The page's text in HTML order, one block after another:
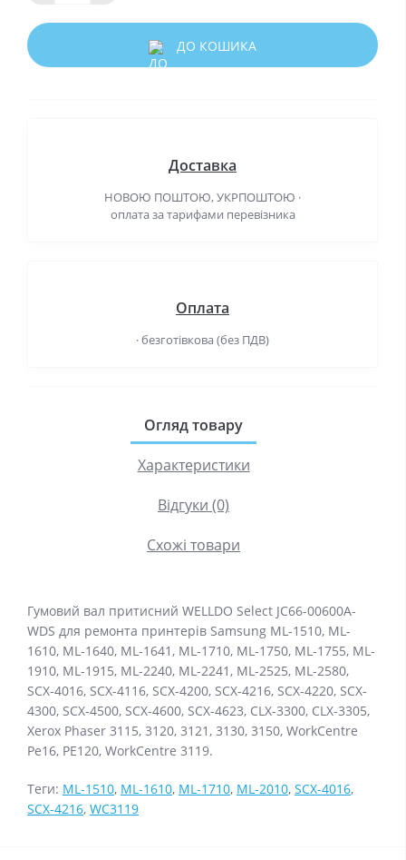
ДО КОШИКА
Доставка
НОВОЮ ПОШТОЮ, УКРПОШТОЮ ·
оплата за тарифами перевізника
Оплата
· безготівкова (без ПДВ)
Огляд товару
Характеристики
Відгуки (0)
Схожі товари
Гумовий вал притисний WELLDO Select JC66-00600A-
WDS для ремонта принтерів Samsung ML-1510, ML-
1610, ML-1640, ML-1641, ML-1710, ML-1750, ML-1755, ML-
1910, ML-1915, ML-2240, ML-2241, ML-2525, ML-2580,
SCX-4016, SCX-4116, SCX-4200, SCX-4216, SCX-4220, SCX-
4300, SCX-4500, SCX-4600, SCX-4623, CLX-3300, CLX-3305,
Xerox Phaser 3115, 3120, 3121, 3130, 3150, WorkCentre
Рe16, PE120, WorkCentre 3119.
Теги: ML-1510, ML-1610, ML-1710, ML-2010, SCX-4016,
SCX-4216, WC3119